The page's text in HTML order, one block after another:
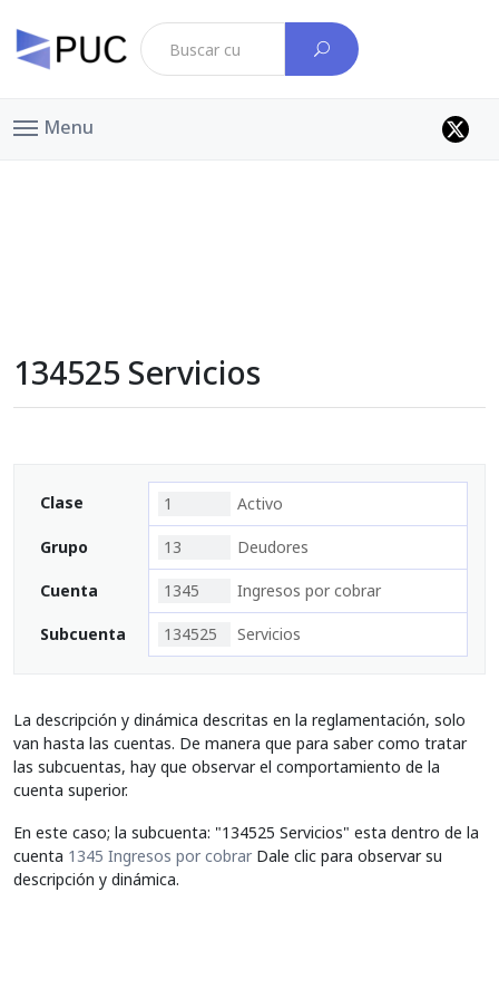
Menu
134525 Servicios
Clase 1 Activo
Grupo 13 Deudores
Cuenta 1345 Ingresos por cobrar
Subcuenta 134525 Servicios
La descripción y dinámica descritas en la reglamentación, solo
van hasta las cuentas. De manera que para saber como tratar
las subcuentas, hay que observar el comportamiento de la
cuenta superior.
En este caso; la subcuenta: "134525 Servicios" esta dentro de la
cuenta 1345 Ingresos por cobrar Dale clic para observar su
descripción y dinámica.